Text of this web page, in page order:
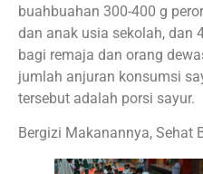
buahbuahan 300-400 g
dan anak usia sekolah, dan
bagi remaja dan orang
jumlah anjuran konsumsi
tersebut adalah porsi sayur.
Bergizi Makanannya, Sehat